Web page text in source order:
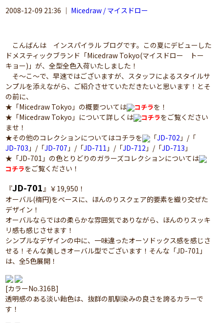
2008-12-09 21:36 ｜ Micedraw / マイスドロー
こんばんは インスパイラル ブログです。この夏にデビューした
ドメスティックブランド「Micedraw Tokyo(マイスドロー トー
キョー)」が、全型全色入荷いたしました！
そ～こ～で、早速ではございますが、スタッフによるスタイルサ
ンプルを添えながら、ご紹介させていただきたいと思います！とそ
の前に、
★「Micedraw Tokyo」の概要ついては
コチラを！
★「Micedraw Tokyo」について詳しくは
コチラをご覧ください
ませ！
★その他のコレクションについてはコチラを
「JD-702 」/「
JD-703 」/「JD-707 」/「JD-711 」/「JD-712 」/「JD-713 」
★「JD-701」の色とりどりのガラーズコレクションについては
コチラをご覧ください！
『JD-701』￥19,950！
オーバル(楕円)をベースに、ほんのりスクェア的要素を織り交ぜた
デザイン！
オーバルならではの柔らかな雰囲気でありながら、ほんのりスッキ
リ感も感じさせます！
シンプルなデザインの中に、一味違ったオーソドックス感を感じさ
せる！そんな美しきオーバル型でございます！そんな「JD-701」
は、全5色展開！
[カラーNo.316B]
透明感のある淡い飴色は、抜群の肌馴染みの良さを誇るカラーで
す！